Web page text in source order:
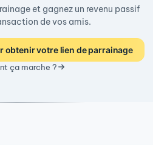
et gagnez un revenu passif
de vos amis.
obtenir votre lien de parrainage
ça marche ?